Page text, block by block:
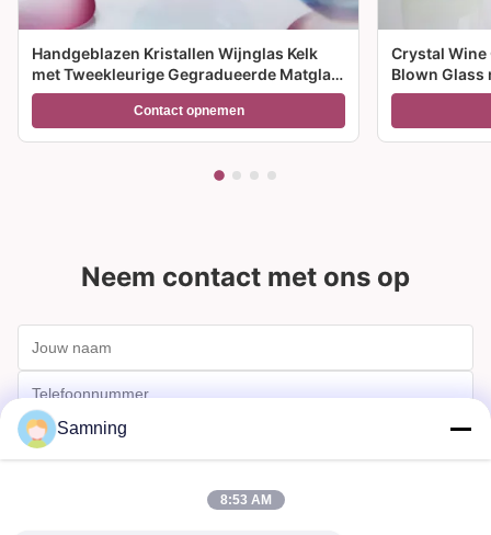
Handgeblazen Kristallen Wijnglas Kelk
met Tweekleurige Gegradueerde Matglas
Voet en 300ml Capaciteit voor
Wijncocktail en Woondecoratie
Contact opnemen
Crystal Wine
Blown Glass
meerdere
Neem contact met ons op
Samning
8:53 AM